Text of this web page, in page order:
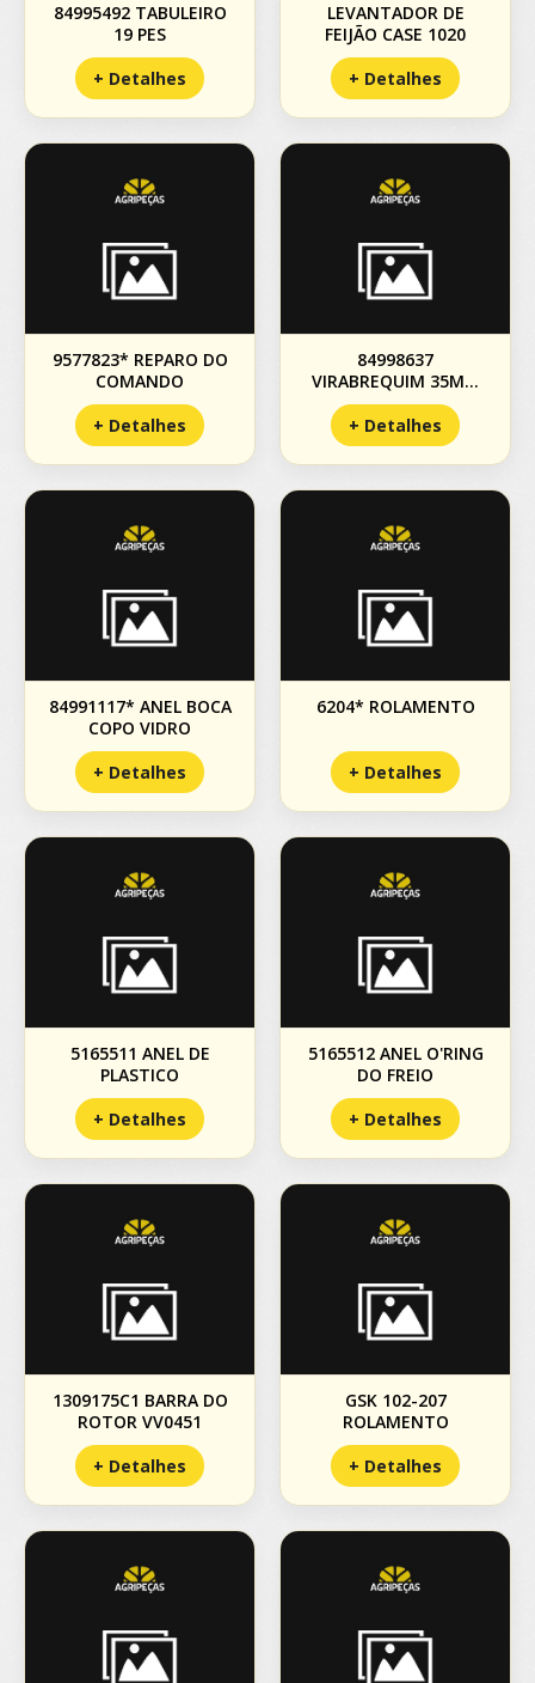
84995492 TABULEIRO
19 PES
+ Detalhes
LEVANTADOR DE
FEIJÃO CASE 1020
+ Detalhes
9577823* REPARO DO
COMANDO
+ Detalhes
84998637
VIRABREQUIM 35MM
DIANTEIRO SACA
PALHAS TC59
+ Detalhes
84991117* ANEL BOCA
COPO VIDRO
+ Detalhes
6204* ROLAMENTO
+ Detalhes
5165511 ANEL DE
PLASTICO
+ Detalhes
5165512 ANEL O'RING
DO FREIO
+ Detalhes
1309175C1 BARRA DO
ROTOR VV0451
+ Detalhes
GSK 102-207
ROLAMENTO
+ Detalhes